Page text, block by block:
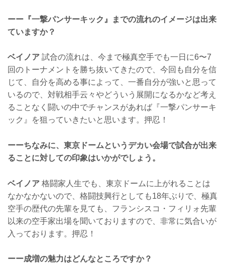
ーー『一撃パンサーキック』までの流れのイメージは出来
ていますか？
ベイノア 試合の流れは、今まで極真空手でも一日に6〜7
回のトーナメントを勝ち抜いてきたので、今回も自分を信
じて、自分を高める事によって、一番自分が強いと思って
いるので、対戦相手云々やどういう展開になるかなど考え
ることなく闘いの中でチャンスがあれば『一撃パンサーキ
ック』を狙っていきたいと思います。押忍！
ーーちなみに、東京ドームというデカい会場で試合が出来
ることに対しての印象はいかがでしょう。
ベイノア 格闘家人生でも、東京ドームに上がれることは
なかなかないので、格闘技興行としても18年ぶりで、極真
空手の歴代の先輩を見ても、フランシスコ・フィリォ先輩
以来の空手家出場を聞いておりますので、非常に気合いが
入っております。押忍！
ーー成増の魅力はどんなところですか？